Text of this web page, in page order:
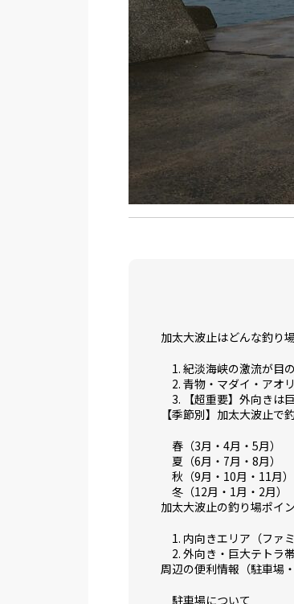
加太大波止はどんな釣り
1. 紀淡海峡の激流が目
2. 青物・マダイ・アオ
3. 【超重要】外向きは
【季節別】加太大波止で
春（3月・4月・5月）
夏（6月・7月・8月）
秋（9月・10月・11月）
冬（12月・1月・2月）
加太大波止の釣り場ポイ
1. 内向きエリア（ファ
2. 外向き・巨大テトラ
周辺の便利情報（駐車場
駐車場について